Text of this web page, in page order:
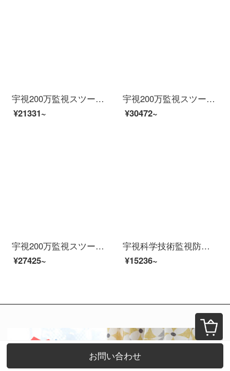
宇視200万監視スツー装置イーンテーネットHD 4路8路16路監視防犯カメラ室外モネータ家庭用ワンヤレー防水夜間テレビ商用設置サービス（防犯カメラビデオを除く）7つの防犯カメラ（200万HD版）
¥21331~
宇視200万監視スツー装置イーンテーネットHD 4路8路16路監視防犯カメラ室外モネータ家庭用ワンヤレー防水夜間テレビ商用設置サービス（防犯カメラビデオを除く）10個の防犯カメラ（200万HD版）
¥30472~
宇視200万監視スツー装置イーンテーネットHD 4路8路16路監視防犯カメラ室外モネータ家庭用ワンヤレスpoe防水夜間テレビ商用設置サービス（防犯カメラを除く）9つの防犯カメレオンスポーツ（500万高級版）
¥27425~
宇視科学技術監視防犯カメラハードディスクレコーダスツー200万POE給電夜間テレビフルテープ家庭用屋外スホーンネットネットでモニスティック装置5路防犯カメラスツツ（フルカラ＋録音）設置サービス
¥15236~
お問い合わせ